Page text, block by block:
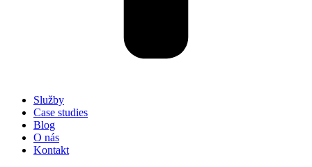
Služby
Case studies
Blog
O nás
Kontakt